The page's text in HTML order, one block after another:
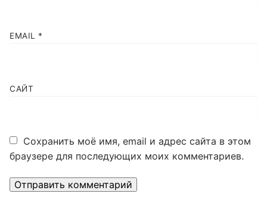
EMAIL *
САЙТ
Сохранить моё имя, email и адрес сайта в этом
браузере для последующих моих комментариев.